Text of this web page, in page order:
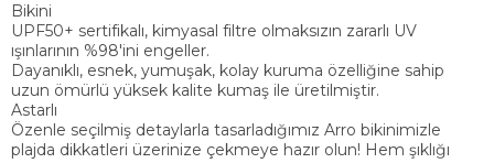
Bikini
UPF50+ sertifikalı, kimyasal filtre olmaksızın zararlı UV
ışınlarının %98'ini engeller.
Dayanıklı, esnek, yumuşak, kolay kuruma özelliğine sahip
uzun ömürlü yüksek kalite kumaş ile üretilmiştir.
Astarlı
Özenle seçilmiş detaylarla tasarladığımız Arro bikinimizle
plajda dikkatleri üzerinize çekmeye hazır olun! Hem şıklığı